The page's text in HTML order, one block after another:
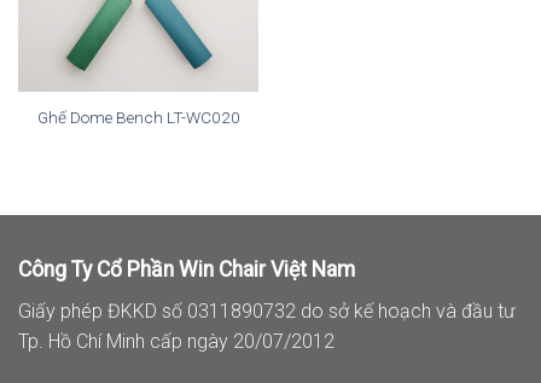
Ghế Dome Bench LT-WC020
Công Ty Cổ Phần Win Chair Việt Nam
Giấy phép ĐKKD số 0311890732 do sở kế hoạch và đầu tư
Tp. Hồ Chí Minh cấp ngày 20/07/2012